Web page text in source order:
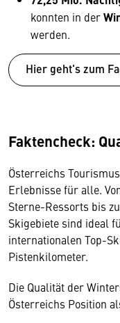
konnten in der
werden.
Hier geht's zum
Faktencheck:
Österreichs
Erlebnisse für alle.
Sterne-Ressorts bis
Skigebiete sind ideal
internationalen Top-
Pistenkilometer.
Die Qualität der
Österreichs Position